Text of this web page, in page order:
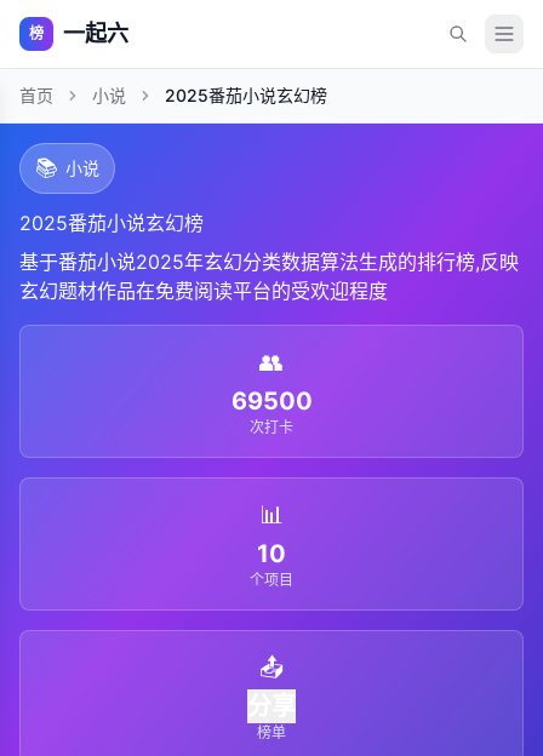
榜 一起六
首页 小说 2025番茄小说玄幻榜
📚 小说
2025番茄小说玄幻榜
基于番茄小说2025年玄幻分类数据算法生成的排行榜,反映
玄幻题材作品在免费阅读平台的受欢迎程度
👥
69500
次打卡
📊
10
个项目
📤
榜单